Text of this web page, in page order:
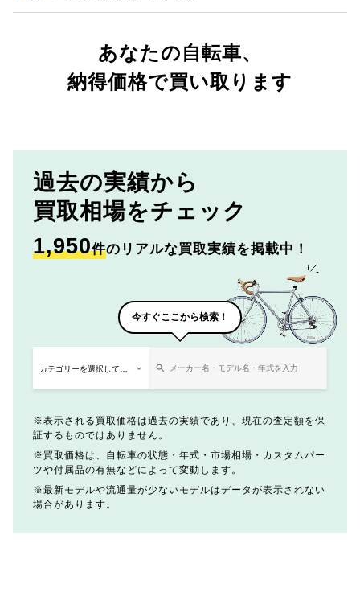
あなたの自転車、
納得価格で買い取ります
過去の実績から
買取相場をチェック
1,950件のリアルな買取実績を掲載中！
今すぐここから検索！
表示される買取価格は過去の実績であり、現在の査定額を保
証するものではありません。
買取価格は、自転車の状態・年式・市場相場・カスタムパー
ツや付属品の有無などによって変動します。
最新モデルや流通量が少ないモデルはデータが表示されない
場合があります。